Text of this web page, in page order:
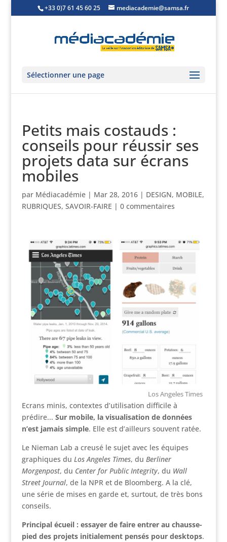
+33 0)7 61 45 60 25 mediacademie@samsa.fr
Sélectionner une page
Petits mais costauds :
conseils pour réussir ses
projets data sur écrans
mobiles
par Médiacadémie| Mar 28, 2016| DESIGN, MOBILE,
RUBRIQUES, SAVOIR-FAIRE | 0 commentaires
Los Angeles Times
Ecrans minis, contextes d’utilisation difficile à
prédire... Sur mobile, la visualisation de données
n’est jamais simple. Elle est d’ailleurs souvent ratée.
Le Nieman Lab a creusé le sujet avec les équipes
graphiques du Los Angeles Times, du Berliner
Morgenpost, du Center for Public Integrity, du Wall
Street Journal, de la NPR et de Bloomberg. A la clé,
une série de mises en garde et, surtout, de très bons
conseils.
Principal écueil : essayer de faire entrer au chausse-
pied des projets initialement pensés pour desktops.